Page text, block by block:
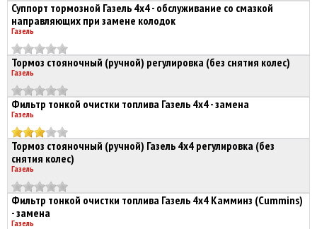
Суппорт тормозной Газель 4х4 - обслуживание со смазкой
направляющих при замене колодок
Газель
Тормоз стояночный (ручной) регулировка (без снятия колес)
Газель
Фильтр тонкой очистки топлива Газель 4х4 - замена
Газель
Тормоз стояночный (ручной) Газель 4х4 регулировка (без
снятия колес)
Газель
Фильтр тонкой очистки топлива Газель 4х4 Камминз (Cummins)
- замена
Газель